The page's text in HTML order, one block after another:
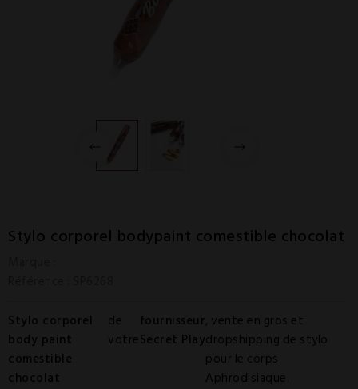
Stylo corporel bodypaint comestible chocolat
Stylo corporel
body paint
comestible
chocolat
de
votre
fournisseur
Secret Play
, vente en gros et
dropshipping de stylo
pour le corps
Aphrodisiaque.